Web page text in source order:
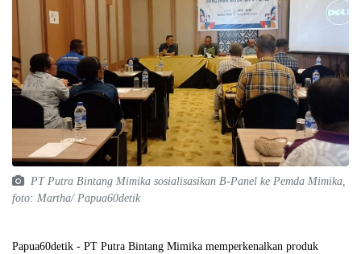
PT Putra Bintang Mimika sosialisasikan B-Panel ke Pemda Mimika,
foto: Martha/ Papua60detik
Papua60detik - PT Putra Bintang Mimika memperkenalkan produk